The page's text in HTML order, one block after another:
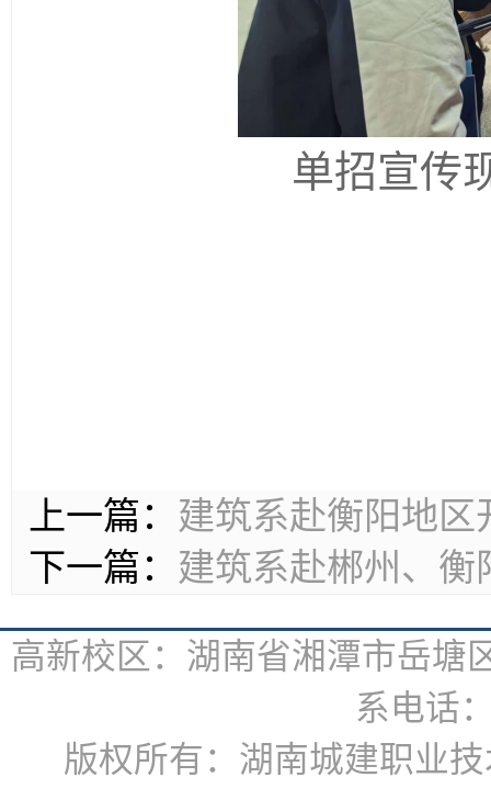
单招宣传
上一篇： 建筑系赴衡阳地区
下一篇： 建筑系赴郴州、衡
高新校区：湖南省湘潭市岳
系电话
版权所有：湖南城建职业